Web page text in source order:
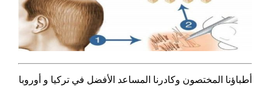
أطباؤنا المختصون وكادرنا المساعد الأفضل في تركيا و أوروبا